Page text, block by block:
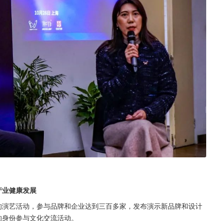
健康发展
艺活动，参与品牌和企业达到三百多家，发布演示新品牌和设计
份参与文化交流活动。